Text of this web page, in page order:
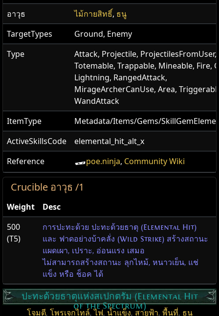
อาวุธ
ไม้กายสิทธิ์, ธนู
TargetTypes
Ground, Enemy
Type
Attack, Projectile, ProjectilesFromUser,
Totemable, Trappable, Mineable, Fire,
Lightning, RangedAttack,
MirageArcherCanUse, Area,
WandAttack
ItemType
Metadata/Items/Gems/
ActiveSkillsCode
elemental_hit_alt_x
Reference
poe.ninja, Community Wiki
Crucible อาวุธ /1
Weight
Desc
500
(T5)
การปะทะด้วย ปะทะด้วยธาตุ (Elemental Hit)
และ ฟาดอย่างบ้าคลั่ง (Wild Strike) สร้างสถานะ
แผดเผา, เปราะ, อ่อนแรง เสมอ
ไม่สามารถสร้างสถานะ ลุกไหม้, หนาวเย็น, แช่
แข็ง หรือ ช็อค ได้
ปะทะด้วยธาตุแห่งสเปกตรัม (Elemental Hit
of the Spectrum)
โจมตี, โพรเจกไทล์, ไฟ, น้ำแข็ง, สายฟ้า, พื้นที่, ธนู